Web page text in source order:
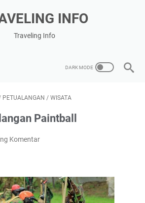
INFO
Traveling Info
PETUALANGAN / WISATA
Paintball
Komentar